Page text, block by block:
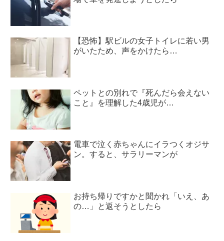
【恐怖】駅ビルの女子トイレに若い男
がいたため、声をかけたら…
ペットとの別れで『死んだら会えない
こと』を理解した4歳児が…
電車で泣く赤ちゃんにイラつくオジサ
ン。すると、サラリーマンが
お持ち帰りですかと聞かれ「いえ、あ
の…」と返そうとしたら